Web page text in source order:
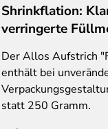
Shrinkflation:
verringerte
Der Allos Aufstrich
enthält bei
statt 250 Gramm.